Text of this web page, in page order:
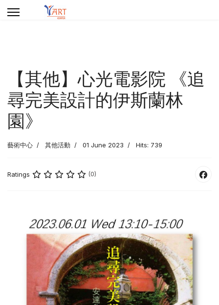
【其他】心光電影院 《追
尋完美設計的伊斯蘭林
園》
藝術中心 其他活動 01 June 2023 Hits: 739
Ratings (0)